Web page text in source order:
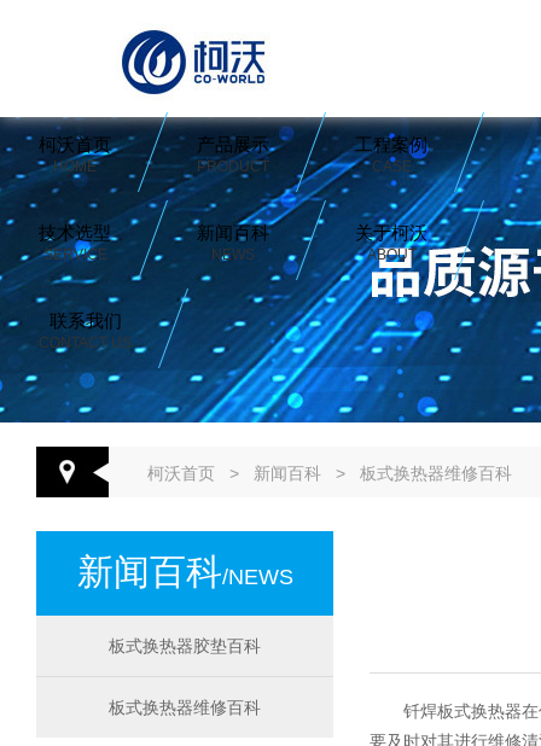
柯沃首页
HOME
产品展示
PRODUCT
工程案例
CASE
技术选型
SERVICE
新闻百科
NEWS
关于柯沃
ABOUT
联系我们
CONTACT US
柯沃首页 > 新闻百科 > 板式换热器维修百科
新闻百科/NEWS
板式换热器胶垫百科
板式换热器维修百科
钎焊板式换热器
要及时对其进行维修